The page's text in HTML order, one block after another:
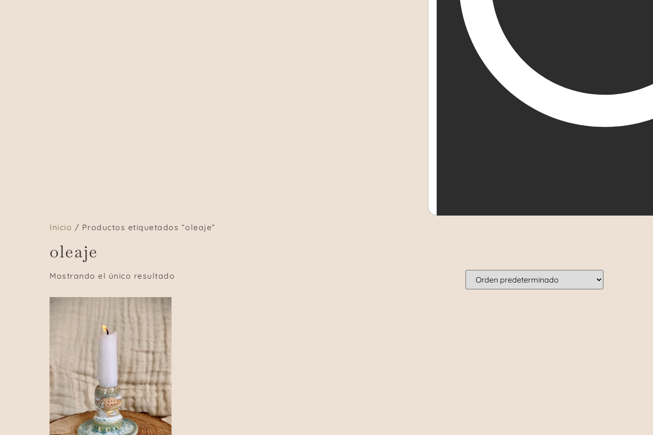
Inicio / Productos etiquetados “oleaje”
oleaje
Mostrando el único resultado